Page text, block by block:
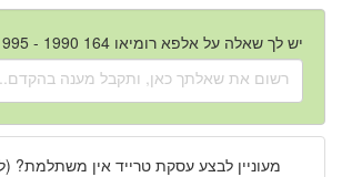
יש לך שאלה על אלפא רומיאו 164 1990 - 1995 יד שנייה?
מעוניין לבצע עסקת טרייד אין משתלמת?